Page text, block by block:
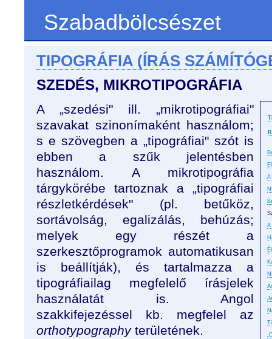
Szabadbölcsészet
TIPOGRÁFIA (ÍRÁS
SZEDÉS, MIKROTIPOGRÁFIA
A
A
A „szedési" ill. „mikrotipográfiai"
szavakat szinonímaként használom;
s e szövegben a „tipográfiai" szót is
ebben a szűk jelentésben
használom. A mikrotipográfia
tárgykörébe tartoznak a „tipográfiai
részletkérdések" (pl. betűköz,
sortávolság, egalizálás, behúzás;
melyek egy részét a
szerkesztőprogramok automatikusan
is beállítják), és tartalmazza a
tipográfiailag megfelelő írásjelek
használatát is. Angol
szakkifejezéssel kb. megfelel az
orthotypography területének.